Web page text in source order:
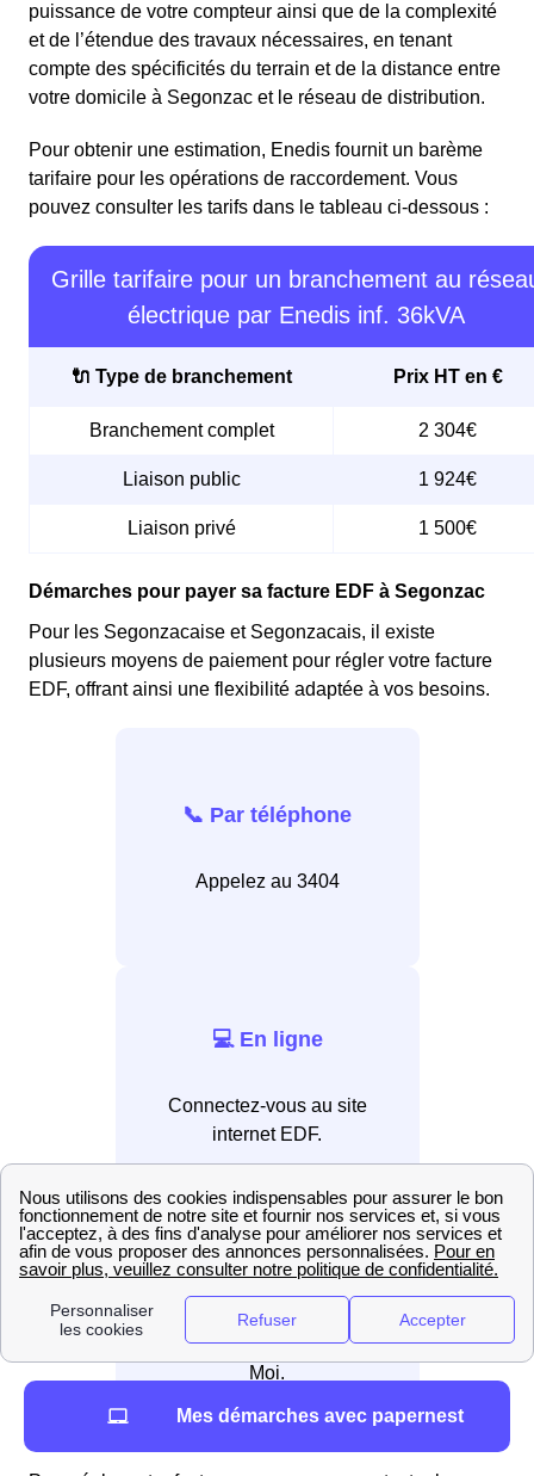
puissance de votre compteur ainsi que de la complexité
et de l’étendue des travaux nécessaires, en tenant
compte des spécificités du terrain et de la distance entre
votre domicile à Segonzac et le réseau de distribution.
Pour obtenir une estimation, Enedis fournit un barème
tarifaire pour les opérations de raccordement. Vous
pouvez consulter les tarifs dans le tableau ci-dessous :
Grille tarifaire pour un branchement au
électrique par Enedis inf. 36kVA
🔌 Type de branchement Prix HT en €
Branchement complet 2 304€
Liaison public 1 924€
Liaison privé 1 500€
Démarches pour payer sa facture EDF à Segonzac
Pour les Segonzacaise et Segonzacais, il existe
plusieurs moyens de paiement pour régler votre facture
EDF, offrant ainsi une flexibilité adaptée à vos besoins.
📞 Par téléphone
Appelez au 3404
💻 En ligne
Connectez-vous au site
internet EDF.
📲 Par application
Installez l’application EDF &
Moi.
Mes démarches avec papernest